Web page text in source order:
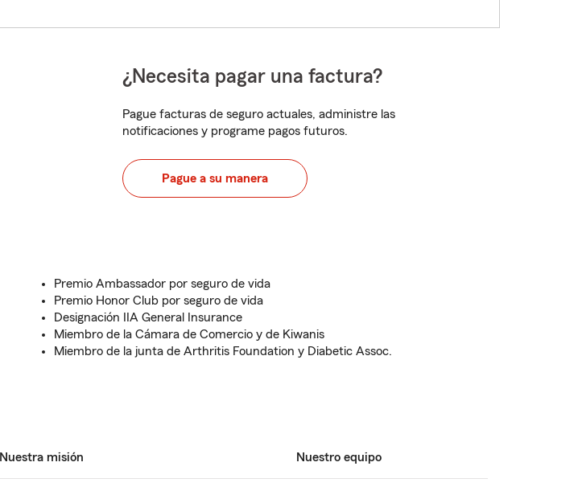
¿Necesita pagar una factura?
Pague facturas de seguro actuales, administre las
notificaciones y programe pagos futuros.
Pague a su manera
Premio Ambassador por seguro de vida
Premio Honor Club por seguro de vida
Designación IIA General Insurance
Miembro de la Cámara de Comercio y de Kiwanis
Miembro de la junta de Arthritis Foundation y Diabetic Assoc.
Nuestra misión Nuestro equipo